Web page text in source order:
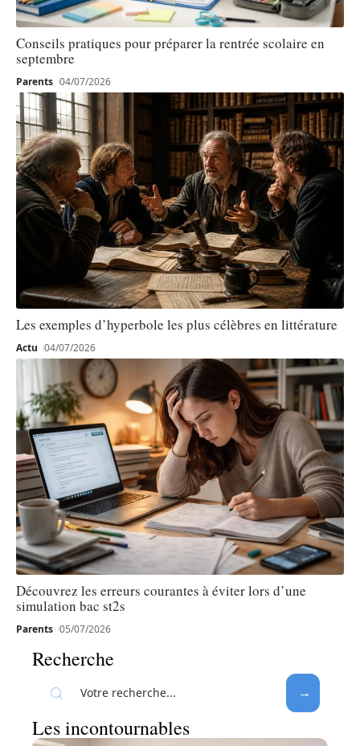
Conseils pratiques pour préparer la rentrée scolaire en
septembre
Parents 04/07/2026
Les exemples d’hyperbole les plus célèbres en littérature
Actu 04/07/2026
Découvrez les erreurs courantes à éviter lors d’une
simulation bac st2s
Parents 05/07/2026
Recherche
Les incontournables